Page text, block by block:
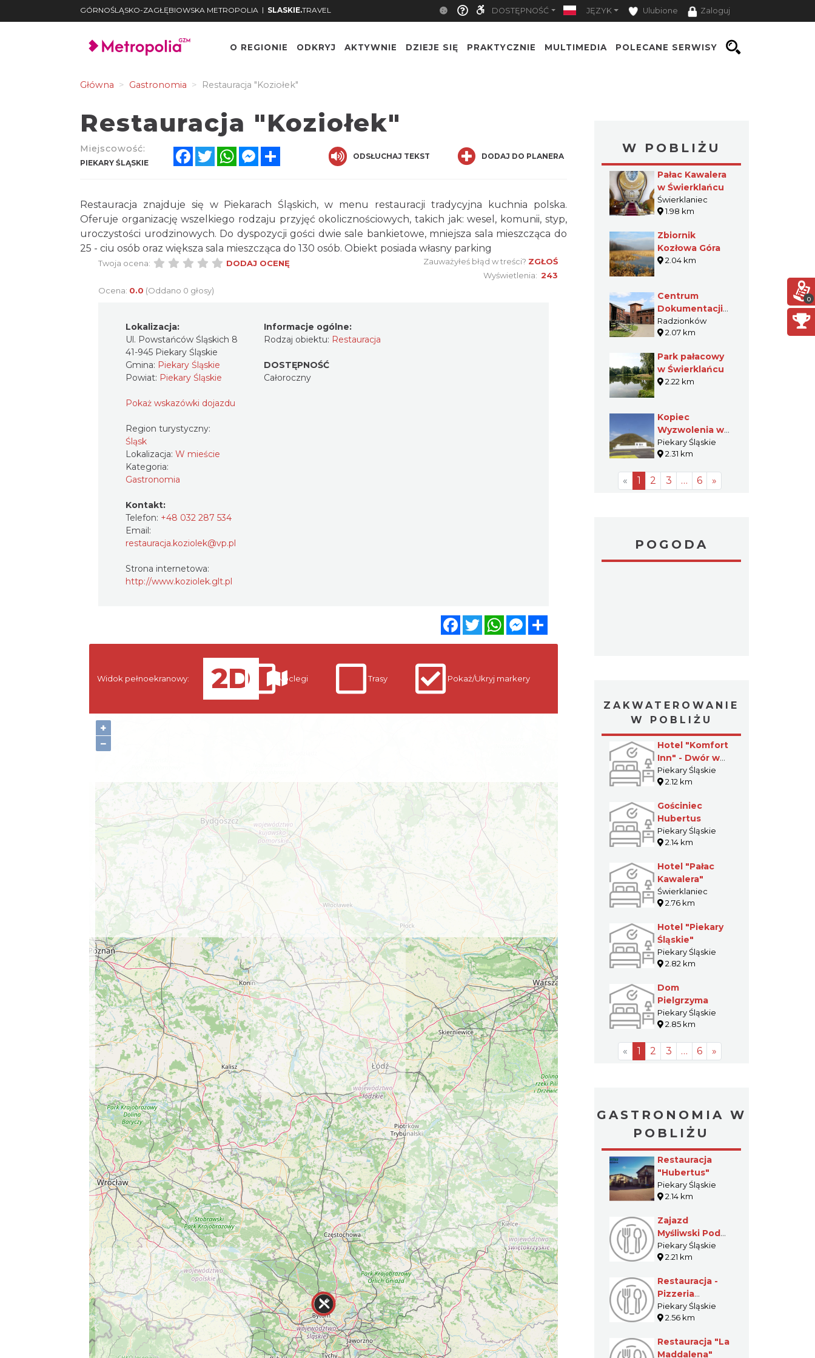
GÓRNOŚLĄSKO-ZAGŁĘBIOWSKA METROPOLIA | SLASKIE.TRAVEL DOSTĘPNOŚĆ JĘZYK Ulubione Zaloguj
O REGIONIE ODKRYJ AKTYWNIE DZIEJE SIĘ PRAKTYCZNIE MULTIMEDIA POLECANE SERWISY
Główna Gastronomia Restauracja "Koziołek"
Restauracja "Koziołek"
Miejscowość:
PIEKARY ŚLĄSKIE
FacebookTwitterWhatsAppMessenger ODSŁUCHAJ TEKST DODAJ DO PLANERA
Restauracja znajduje się w Piekarach Śląskich, w menu restauracji tradycyjna kuchnia polska.
Oferuje organizację wszelkiego rodzaju przyjęć okolicznościowych, takich jak: wesel, komunii, styp,
uroczystości urodzinowych. Do dyspozycji gości dwie sale bankietowe, mniejsza sala mieszcząca do
25 - ciu osób oraz większa sala mieszcząca do 130 osób. Obiekt posiada własny parking
Twoja ocena: DODAJ OCENĘ
Ocena: 0.0 (Oddano 0 głosy)
Zauważyłeś błąd w treści? ZGŁOŚ
Wyświetlenia: 243
Lokalizacja:
Ul. Powstańców Śląskich 8
41-945 Piekary Śląskie
Gmina: Piekary Śląskie
Powiat: Piekary Śląskie
Pokaż wskazówki dojazdu
Region turystyczny:
Śląsk
Lokalizacja: W mieście
Kategoria:
Gastronomia
Kontakt:
Telefon: +48 032 287 534
Email:
restauracja.koziolek@vp.pl
Strona internetowa:
http://www.koziolek.glt.pl
Informacje ogólne:
Rodzaj obiektu: Restauracja
DOSTĘPNOŚĆ
Całoroczny
FacebookTwitterWhatsAppMessenger
+
−
Widok pełnoekranowy: Noclegi Trasy Pokaż/Ukryj markery
W POBLIŻU
Pałac Kawalera
w Świerklańcu
Świerklaniec
1.98 km
Zbiornik
Kozłowa Góra
2.04 km
Centrum
Dokumentacji
Deportacji
Górnoślązaków
Radzionków
2.07 km
Park pałacowy
w Świerklańcu
2.22 km
Kopiec
Wyzwolenia w
Piekarach
Śląskich
Piekary Śląskie
2.31 km
« 1 2 3 … 6 »
POGODA
ZAKWATEROWANIE
W POBLIŻU
Hotel "Komfort
Inn" - Dwór w
Piekarach
Śląskich
Piekary Śląskie
2.12 km
Gościniec
Hubertus
Piekary Śląskie
2.14 km
Hotel "Pałac
Kawalera"
Świerklaniec
2.76 km
Hotel "Piekary
Śląskie"
Piekary Śląskie
2.82 km
Dom
Pielgrzyma
Piekary Śląskie
2.85 km
« 1 2 3 … 6 »
GASTRONOMIA W
POBLIŻU
Restauracja
"Hubertus"
Piekary Śląskie
2.14 km
Zajazd
Myśliwski Pod
Lasem
Piekary Śląskie
2.21 km
Restauracja -
Pizzeria
"Victoria"
Piekary Śląskie
2.56 km
Restauracja "La
Maddalena"
0